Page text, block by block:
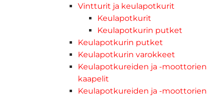
Vintturit ja keulapotkurit
Keulapotkurit
Keulapotkurin putket
Keulapotkurin putket
Keulapotkurin varokkeet
Keulapotkureiden ja -moottorien
kaapelit
Keulapotkureiden ja -moottorien